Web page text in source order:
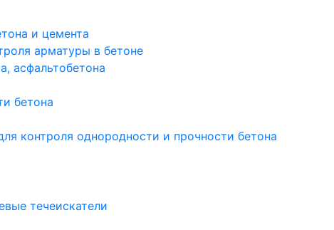
и цемента
арматуры в бетоне
асфальтобетона
бетона
контроля однородности и прочности бетона
течеискатели